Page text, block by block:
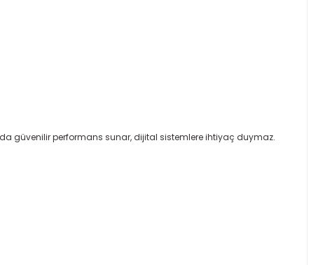
güvenilir performans sunar, dijital sistemlere ihtiyaç duymaz.